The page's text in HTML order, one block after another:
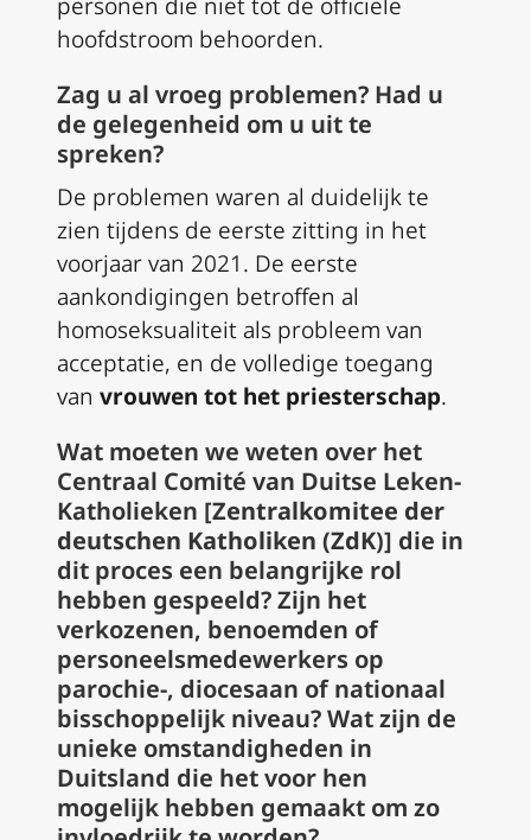
hoofdstroom behoorden.
Zag u al vroeg problemen? Had u
de gelegenheid om u uit te
spreken?
De problemen waren al duidelijk te
zien tijdens de eerste zitting in het
voorjaar van 2021. De eerste
aankondigingen betroffen al
homoseksualiteit als probleem van
acceptatie, en de volledige toegang
van vrouwen tot het priesterschap.
Wat moeten we weten over het
Centraal Comité van Duitse Leken-
Katholieken [Zentralkomitee der
deutschen Katholiken (ZdK)] die in
dit proces een belangrijke rol
hebben gespeeld? Zijn het
verkozenen, benoemden of
personeelsmedewerkers op
parochie-, diocesaan of nationaal
bisschoppelijk niveau? Wat zijn de
unieke omstandigheden in
Duitsland die het voor hen
mogelijk hebben gemaakt om zo